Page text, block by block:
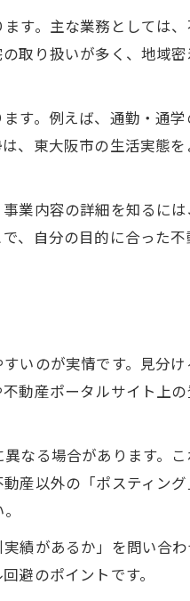
す。主な業務としては
取り扱いが多く、地域
す。例えば、通勤・通
、東大阪市の生活実態
業内容の詳細を知るに
、自分の目的に合った
いのが実情です。見分
動産ポータルサイト上
なる場合があります。
産以外の「ポスティン
績があるか」を問い合
避のポイントです。